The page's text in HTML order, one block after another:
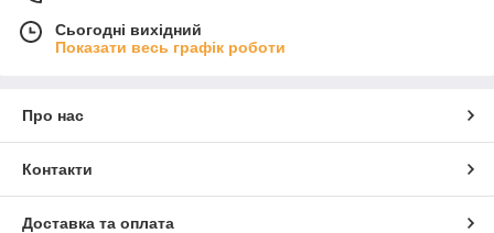
Сьогодні вихідний
Показати весь графік роботи
Про нас
Контакти
Доставка та оплата